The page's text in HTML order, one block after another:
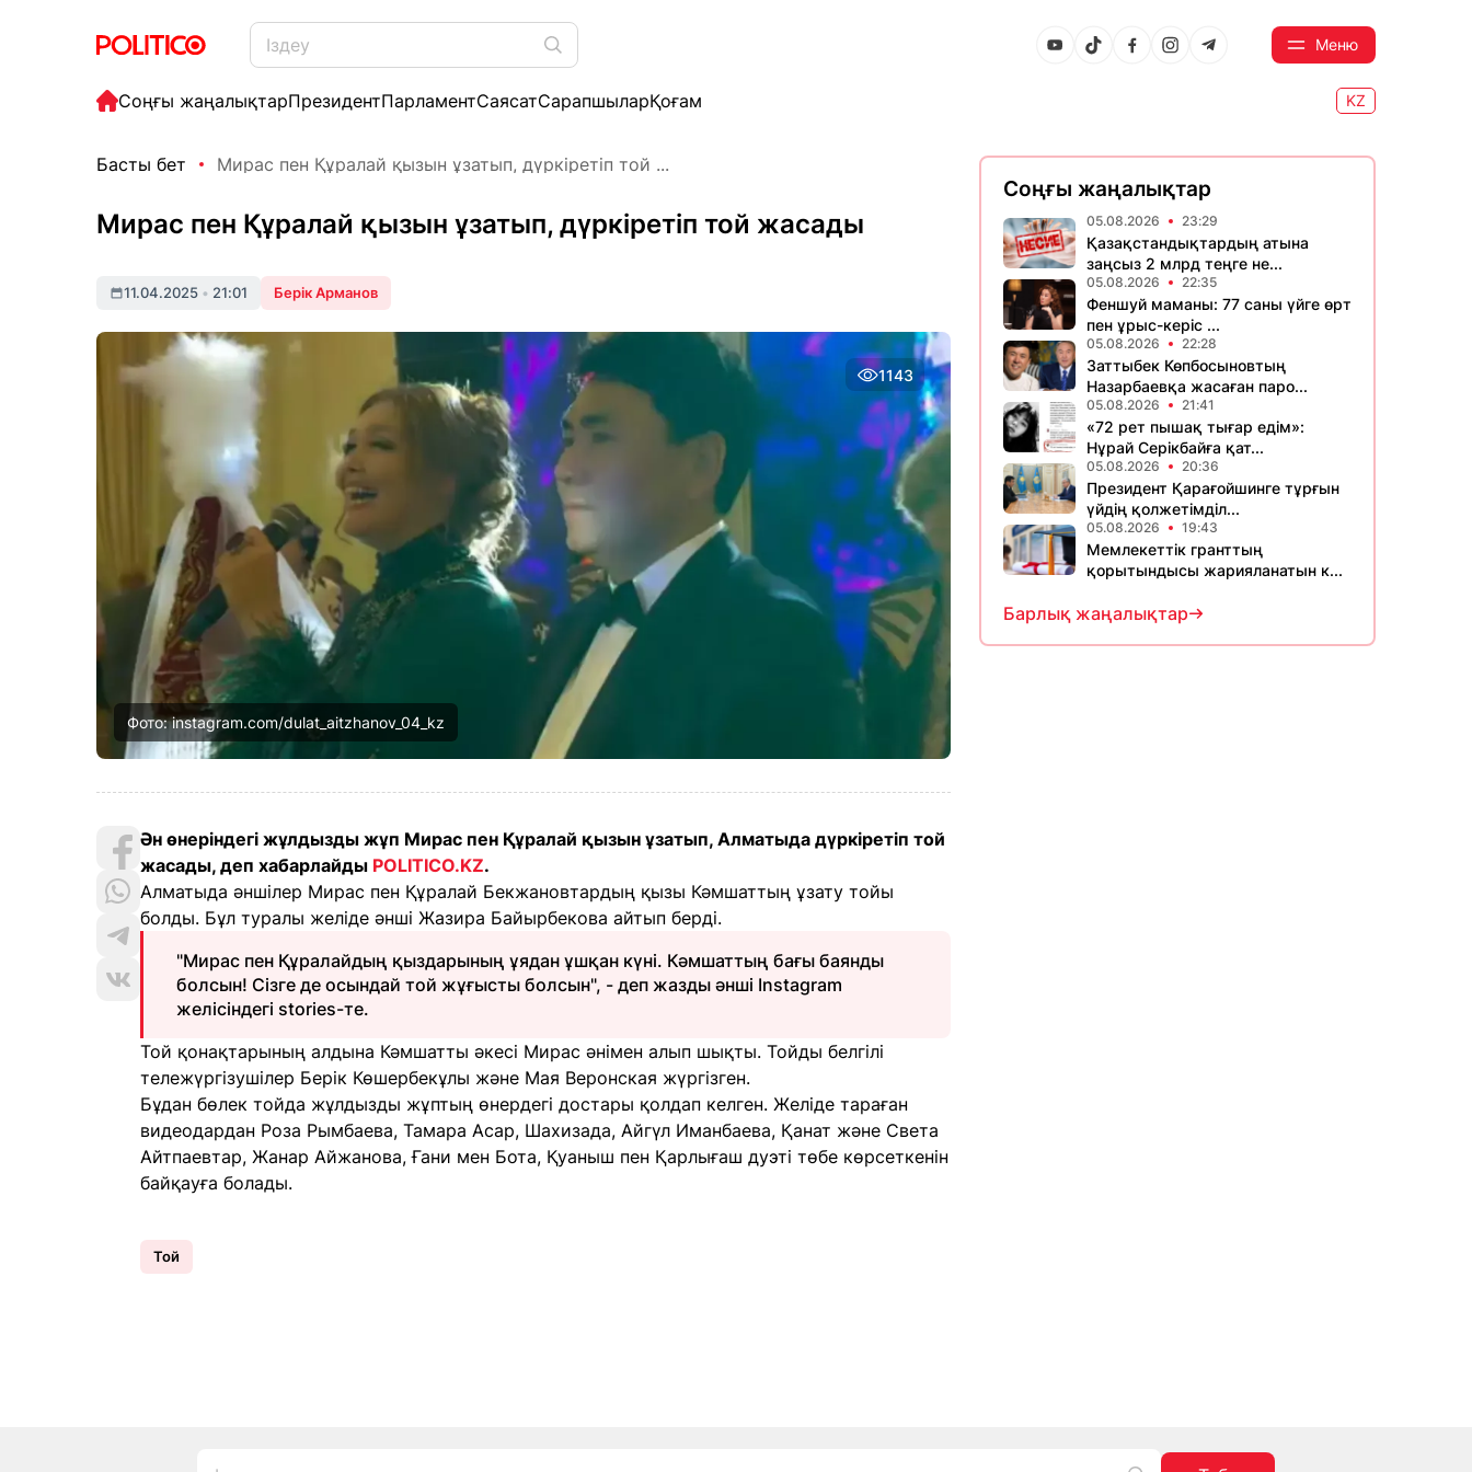
Меню
Соңғы жаңалықтарПрезидентПарламентСаясатСарапшыларҚоғам KZ
Басты бет Мирас пен Құралай қызын ұзатып, дүркіретіп той ...
Мирас пен Құралай қызын ұзатып, дүркіретіп той жасады
11.04.2025 • 21:01 Берік Арманов
1143
Фото: instagram.com/dulat_aitzhanov_04_kz
Ән өнеріндегі жұлдызды жұп Мирас пен Құралай қызын ұзатып, Алматыда дүркіретіп той
жасады, деп хабарлайды POLITICO.KZ.
Алматыда әншілер Мирас пен Құралай Бекжановтардың қызы Кәмшаттың ұзату тойы
болды. Бұл туралы желіде әнші Жазира Байырбекова айтып берді.
"Мирас пен Құралайдың қыздарының ұядан ұшқан күні. Кәмшаттың бағы баянды
болсын! Сізге де осындай той жұғысты болсын", - деп жазды әнші Instagram
желісіндегі stories-те.
Той қонақтарының алдына Кәмшатты әкесі Мирас әнімен алып шықты. Тойды белгілі
тележүргізушілер Берік Көшербекұлы және Мая Веронская жүргізген.
Бұдан бөлек тойда жұлдызды жұптың өнердегі достары қолдап келген. Желіде тараған
видеодардан Роза Рымбаева, Тамара Асар, Шахизада, Айгүл Иманбаева, Қанат және Света
Айтпаевтар, Жанар Айжанова, Ғани мен Бота, Қуаныш пен Қарлығаш дуэті төбе көрсеткенін
байқауға болады.
Той
Соңғы жаңалықтар
05.08.2026 23:29
Қазақстандықтардың атына
заңсыз 2 млрд теңге не...
05.08.2026 22:35
Феншуй маманы: 77 саны үйге өрт
пен ұрыс-керіс ...
05.08.2026 22:28
Заттыбек Көпбосыновтың
Назарбаевқа жасаған паро...
05.08.2026 21:41
«72 рет пышақ тығар едім»:
Нұрай Серікбайға қат...
05.08.2026 20:36
Президент Қарағойшинге тұрғын
үйдің қолжетімділ...
05.08.2026 19:43
Мемлекеттік гранттың
қорытындысы жарияланатын к...
Барлық жаңалықтар